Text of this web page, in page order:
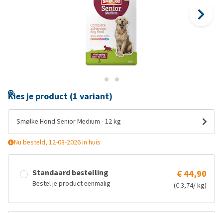
Kies je product (1 variant)
Smølke Hond Senior Medium - 12 kg
Nu besteld, 12-08-2026 in huis
Standaard bestelling
Bestel je product eenmalig
€ 44,90
(€ 3,74/ kg)